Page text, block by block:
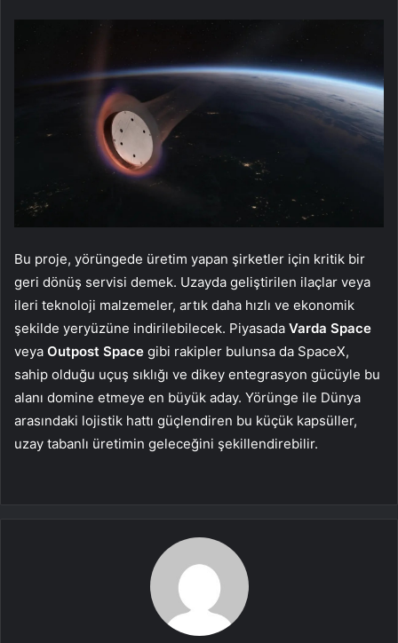
Bu proje, yörüngede üretim yapan şirketler için kritik bir
geri dönüş servisi demek. Uzayda geliştirilen ilaçlar veya
ileri teknoloji malzemeler, artık daha hızlı ve ekonomik
şekilde yeryüzüne indirilebilecek. Piyasada Varda Space
veya Outpost Space gibi rakipler bulunsa da SpaceX,
sahip olduğu uçuş sıklığı ve dikey entegrasyon gücüyle bu
alanı domine etmeye en büyük aday. Yörünge ile Dünya
arasındaki lojistik hattı güçlendiren bu küçük kapsüller,
uzay tabanlı üretimin geleceğini şekillendirebilir.